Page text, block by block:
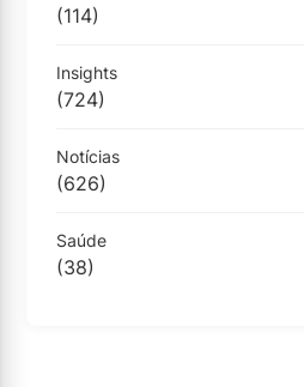
(114)
Insights
(724)
Notícias
(626)
Saúde
(38)